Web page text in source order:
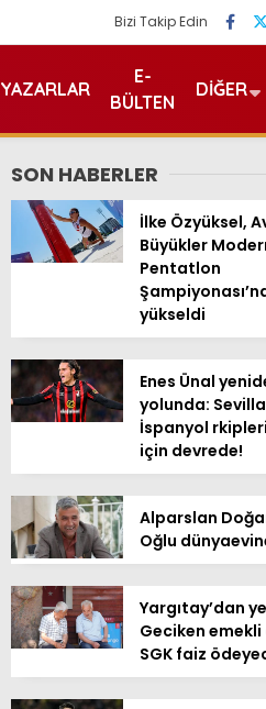
Bizi Takip Edin
YAZARLAR
E-
BÜLTEN
DIĞER
SON HABERLER
İlke Özyüksel,
Büyükler
Pentatlon
yükseldi
Enes Ünal
yolunda:
İspanyol rkipleri
için devrede!
Alparslan
Oğlu
Yargıtay’dan
Geciken emekli
SGK faiz